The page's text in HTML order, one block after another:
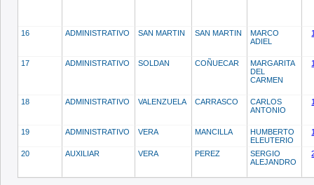
16 ADMINISTRATIVO SAN MARTIN SAN MARTIN
MARCO
ADIEL
17 ADMINISTRATIVO SOLDAN COÑUECAR
MARGARITA
DEL
CARMEN
18 ADMINISTRATIVO VALENZUELA CARRASCO
CARLOS
ANTONIO
19 ADMINISTRATIVO VERA MANCILLA
HUMBERTO
ELEUTERIO
20 AUXILIAR VERA PEREZ
SERGIO
ALEJANDRO